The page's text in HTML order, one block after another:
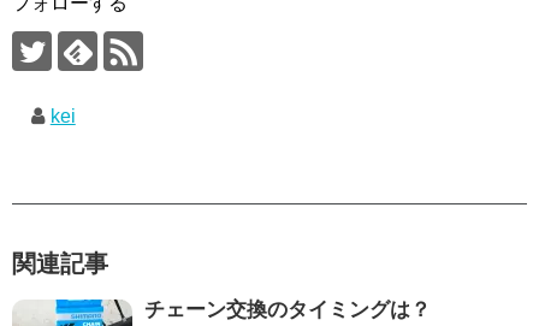
kei
関連記事
チェーン交換のタイミングは？